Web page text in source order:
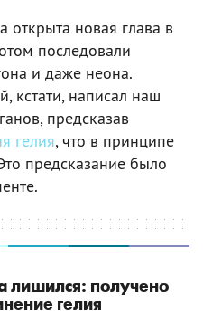
новая глава в
последовали
и даже неона.
кстати, написал наш
предсказав
гелия, что в принципе
предсказание было
лишился: получено
гелия